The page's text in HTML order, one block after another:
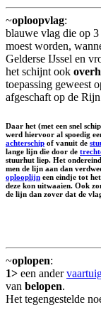
~oploopvlag:
blauwe vlag die op
moest worden,
Gelderse IJssel en
het schijnt ook
toepassing geweest
afgeschaft op de
Daar het (met een snel
werd hiervoor al spoedig
achterschip of vanuit de
lange lijn die door de
stuurhut liep. Het
men de lijn aan dan
oplooplijn een eindje tot
deze kon uitwaaien. Ook
de lijn dan zover dat de
~oplopen:
1> een ander
van belopen.
Het tegengestelde